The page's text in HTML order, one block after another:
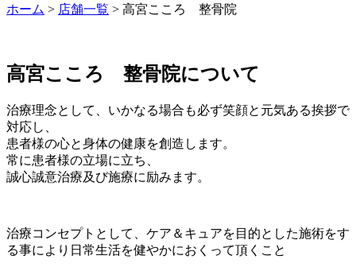
ホーム > 店舗一覧 > 高宮こころ 整骨院
高宮こころ 整骨院について
治療理念として、いかなる場合も必ず笑顔と元気ある挨拶で
対応し、
患者様の心と身体の健康を創造します。
常に患者様の立場に立ち、
誠心誠意治療及び施療に励みます。
治療コンセプトとして、ケア＆キュアを目的とした施術をす
る事により日常生活を健やかにおくって頂くこと